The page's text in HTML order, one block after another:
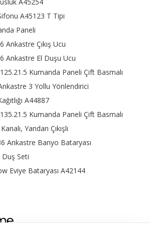
teknolojisi, su sıcaklığını istediğiniz
sunar ve ani sıcaklık değişimlerinin
özellikleri şu şekildedir.
çelik ve yüksek kaliteli
kullanım imkanı ve kolay bakım sağlar.
Bu yapısı sayesinde temizlik kolaylığı
önüne geçer. Duş başlıklarının
bu özellik, uzun ömürlü bir kullanım sunar.
Su akışının optimize edilmiş olması
faturalarını korumayı destekler.
yapısı ve standart bağlantı sistemleri
uyum sağlar.
A45123 T Tipi
Paneli
Ankastre Çıkış Ucu
Ankastre El Duşu Ucu
Kumanda Paneli Çift Basmalı
3 Yollu Yönlendirici
A44887
Kumanda Paneli Çift Basmalı
Yandan Çıkışlı
Ankastre Banyo Bataryası
Seti
Eviye Bataryası A42144